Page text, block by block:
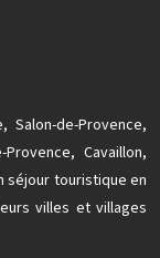
Salon-de-Provence,
Cavaillon,
séjour touristique en
villes et villages